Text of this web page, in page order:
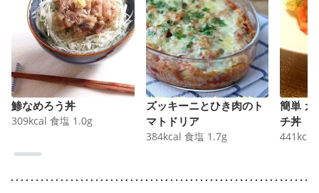
鯵なめろう丼
309kcal 食塩 1.0g
ズッキーニとひき肉のト
マトドリア
384kcal 食塩 1.7g
簡単 カ
チ丼
441 kcal